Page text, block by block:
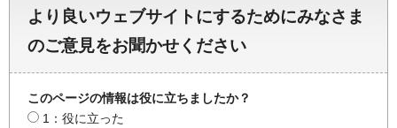
より良いウェブサイトにするためにみなさま
のご意見をお聞かせください
このページの情報は役に立ちましたか？
1：役に立った